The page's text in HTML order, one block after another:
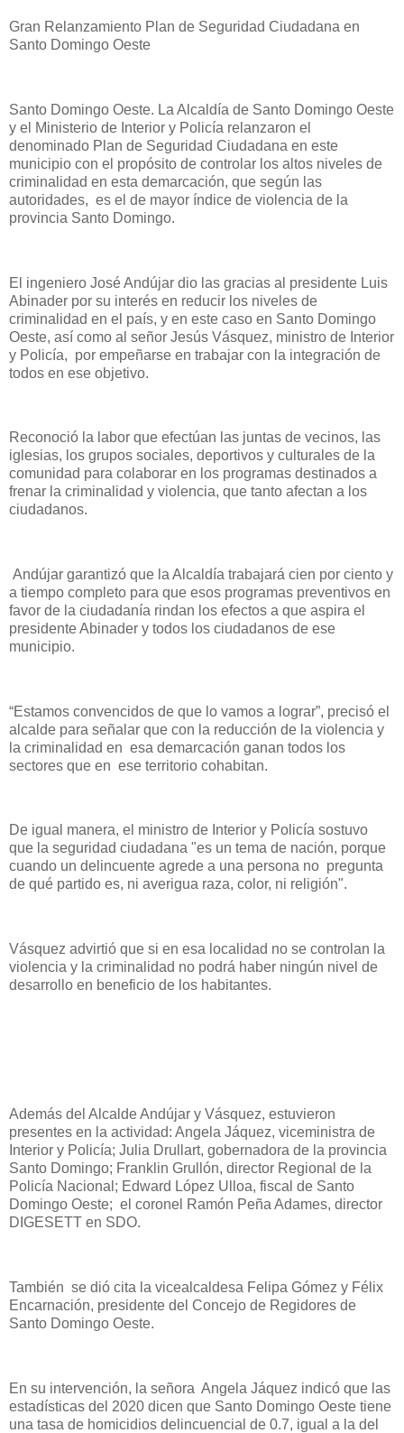
Gran Relanzamiento Plan de Seguridad Ciudadana en
Santo Domingo Oeste
Santo Domingo Oeste. La Alcaldía de Santo Domingo Oeste
y el Ministerio de Interior y Policía relanzaron el
denominado Plan de Seguridad Ciudadana en este
municipio con el propósito de controlar los altos niveles de
criminalidad en esta demarcación, que según las
autoridades, es el de mayor índice de violencia de la
provincia Santo Domingo.
El ingeniero José Andújar dio las gracias al presidente Luis
Abinader por su interés en reducir los niveles de
criminalidad en el país, y en este caso en Santo Domingo
Oeste, así como al señor Jesús Vásquez, ministro de Interior
y Policía, por empeñarse en trabajar con la integración de
todos en ese objetivo.
Reconoció la labor que efectúan las juntas de vecinos, las
iglesias, los grupos sociales, deportivos y culturales de la
comunidad para colaborar en los programas destinados a
frenar la criminalidad y violencia, que tanto afectan a los
ciudadanos.
Andújar garantizó que la Alcaldía trabajará cien por ciento y
a tiempo completo para que esos programas preventivos en
favor de la ciudadanía rindan los efectos a que aspira el
presidente Abinader y todos los ciudadanos de ese
municipio.
“Estamos convencidos de que lo vamos a lograr”, precisó el
alcalde para señalar que con la reducción de la violencia y
la criminalidad en esa demarcación ganan todos los
sectores que en ese territorio cohabitan.
De igual manera, el ministro de Interior y Policía sostuvo
que la seguridad ciudadana "es un tema de nación, porque
cuando un delincuente agrede a una persona no pregunta
de qué partido es, ni averigua raza, color, ni religión".
Vásquez advirtió que si en esa localidad no se controlan la
violencia y la criminalidad no podrá haber ningún nivel de
desarrollo en beneficio de los habitantes.
Además del Alcalde Andújar y Vásquez, estuvieron
presentes en la actividad: Angela Jáquez, viceministra de
Interior y Policía; Julia Drullart, gobernadora de la provincia
Santo Domingo; Franklin Grullón, director Regional de la
Policía Nacional; Edward López Ulloa, fiscal de Santo
Domingo Oeste; el coronel Ramón Peña Adames, director
DIGESETT en SDO.
También se dió cita la vicealcaldesa Felipa Gómez y Félix
Encarnación, presidente del Concejo de Regidores de
Santo Domingo Oeste.
En su intervención, la señora Angela Jáquez indicó que las
estadísticas del 2020 dicen que Santo Domingo Oeste tiene
una tasa de homicidios delincuencial de 0.7, igual a la del